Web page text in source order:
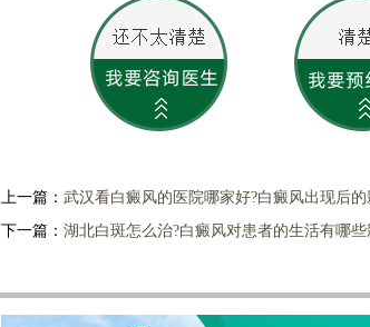
上一篇： 武汉看白癜风的医院哪家好?白癜风出现后
下一篇： 湖北白斑怎么治?白癜风对患者的生活有哪